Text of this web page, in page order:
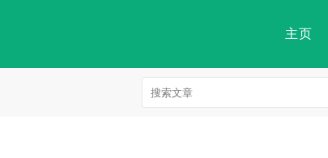
主页